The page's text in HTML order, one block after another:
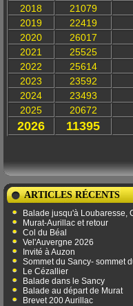
2018
21079
2019
22419
2020
26017
2021
25525
2022
25614
2023
23592
2024
23493
2025
20672
2026 11395
ARTICLES RÉCENTS
Balade jusqu'à Loubaresse,
Murat-Aurillac et retour
Col du Béal
Vel'Auvergne 2026
Invité à Auzon
Sommet du Sancy- sommet
Le Cézallier
Balade dans le Sancy
Balade au départ de Murat
Brevet 200 Aurillac